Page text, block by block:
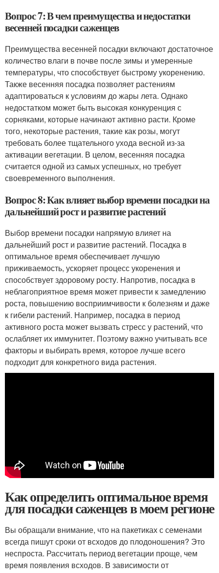
Вопрос 7: В чем преимущества и недостатки
весенней посадки саженцев
Преимущества весенней посадки включают достаточное
количество влаги в почве после зимы и умеренные
температуры, что способствует быстрому укоренению.
Также весенняя посадка позволяет растениям
адаптироваться к условиям до жары лета. Однако
недостатком может быть высокая конкуренция с
сорняками, которые начинают активно расти. Кроме
того, некоторые растения, такие как розы, могут
требовать более тщательного ухода весной из-за
активации вегетации. В целом, весенняя посадка
считается одной из самых успешных, но требует
своевременного выполнения.
Вопрос 8: Как влияет выбор времени посадки на
дальнейший рост и развитие растений
Выбор времени посадки напрямую влияет на
дальнейший рост и развитие растений. Посадка в
оптимальное время обеспечивает лучшую
приживаемость, ускоряет процесс укоренения и
способствует здоровому росту. Напротив, посадка в
неблагоприятное время может привести к замедлению
роста, повышению восприимчивости к болезням и даже
к гибели растений. Например, посадка в период
активного роста может вызвать стресс у растений, что
ослабляет их иммунитет. Поэтому важно учитывать все
факторы и выбирать время, которое лучше всего
подходит для конкретного вида растения.
Как определить оптимальное время
для посадки саженцев в моем регионе
Вы обращали внимание, что на пакетиках с семенами
всегда пишут сроки от всходов до плодоношения? Это
неспроста. Рассчитать период вегетации проще, чем
время появления всходов. В зависимости от